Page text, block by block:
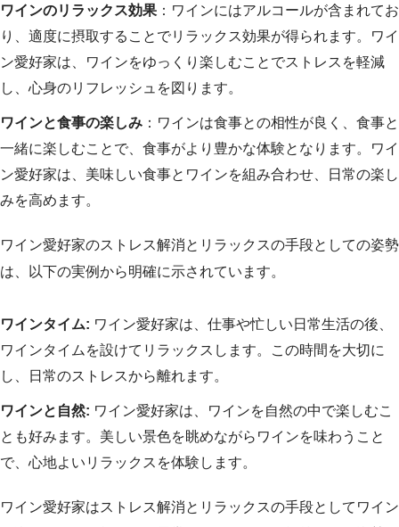
ワインのリラックス効果 ：ワインにはアルコールが含まれてお
り、適度に摂取することでリラックス効果が得られます。ワイ
ン愛好家は、ワインをゆっくり楽しむことでストレスを軽減
し、心身のリフレッシュを図ります。
ワインと食事の楽しみ ：ワインは食事との相性が良く、食事と
一緒に楽しむことで、食事がより豊かな体験となります。ワイ
ン愛好家は、美味しい食事とワインを組み合わせ、日常の楽し
みを高めます。
ワイン愛好家のストレス解消とリラックスの手段としての姿勢
は、以下の実例から明確に示されています。
ワインタイム: ワイン愛好家は、仕事や忙しい日常生活の後、
ワインタイムを設けてリラックスします。この時間を大切に
し、日常のストレスから離れます。
ワインと自然: ワイン愛好家は、ワインを自然の中で楽しむこ
とも好みます。美しい景色を眺めながらワインを味わうこと
で、心地よいリラックスを体験します。
ワイン愛好家はストレス解消とリラックスの手段としてワイン